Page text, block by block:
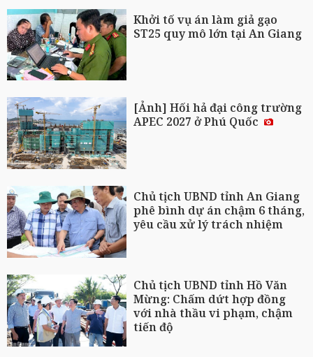
Khởi tố vụ án làm giả gạo
ST25 quy mô lớn tại An Giang
[Ảnh] Hối hả đại công trường
APEC 2027 ở Phú Quốc
Chủ tịch UBND tỉnh An Giang
phê bình dự án chậm 6 tháng,
yêu cầu xử lý trách nhiệm
Chủ tịch UBND tỉnh Hồ Văn
Mừng: Chấm dứt hợp đồng
với nhà thầu vi phạm, chậm
tiến độ